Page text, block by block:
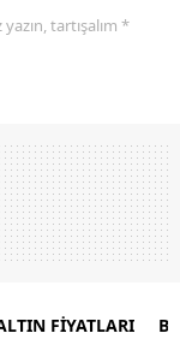
tartışalım *
FİYATLARI